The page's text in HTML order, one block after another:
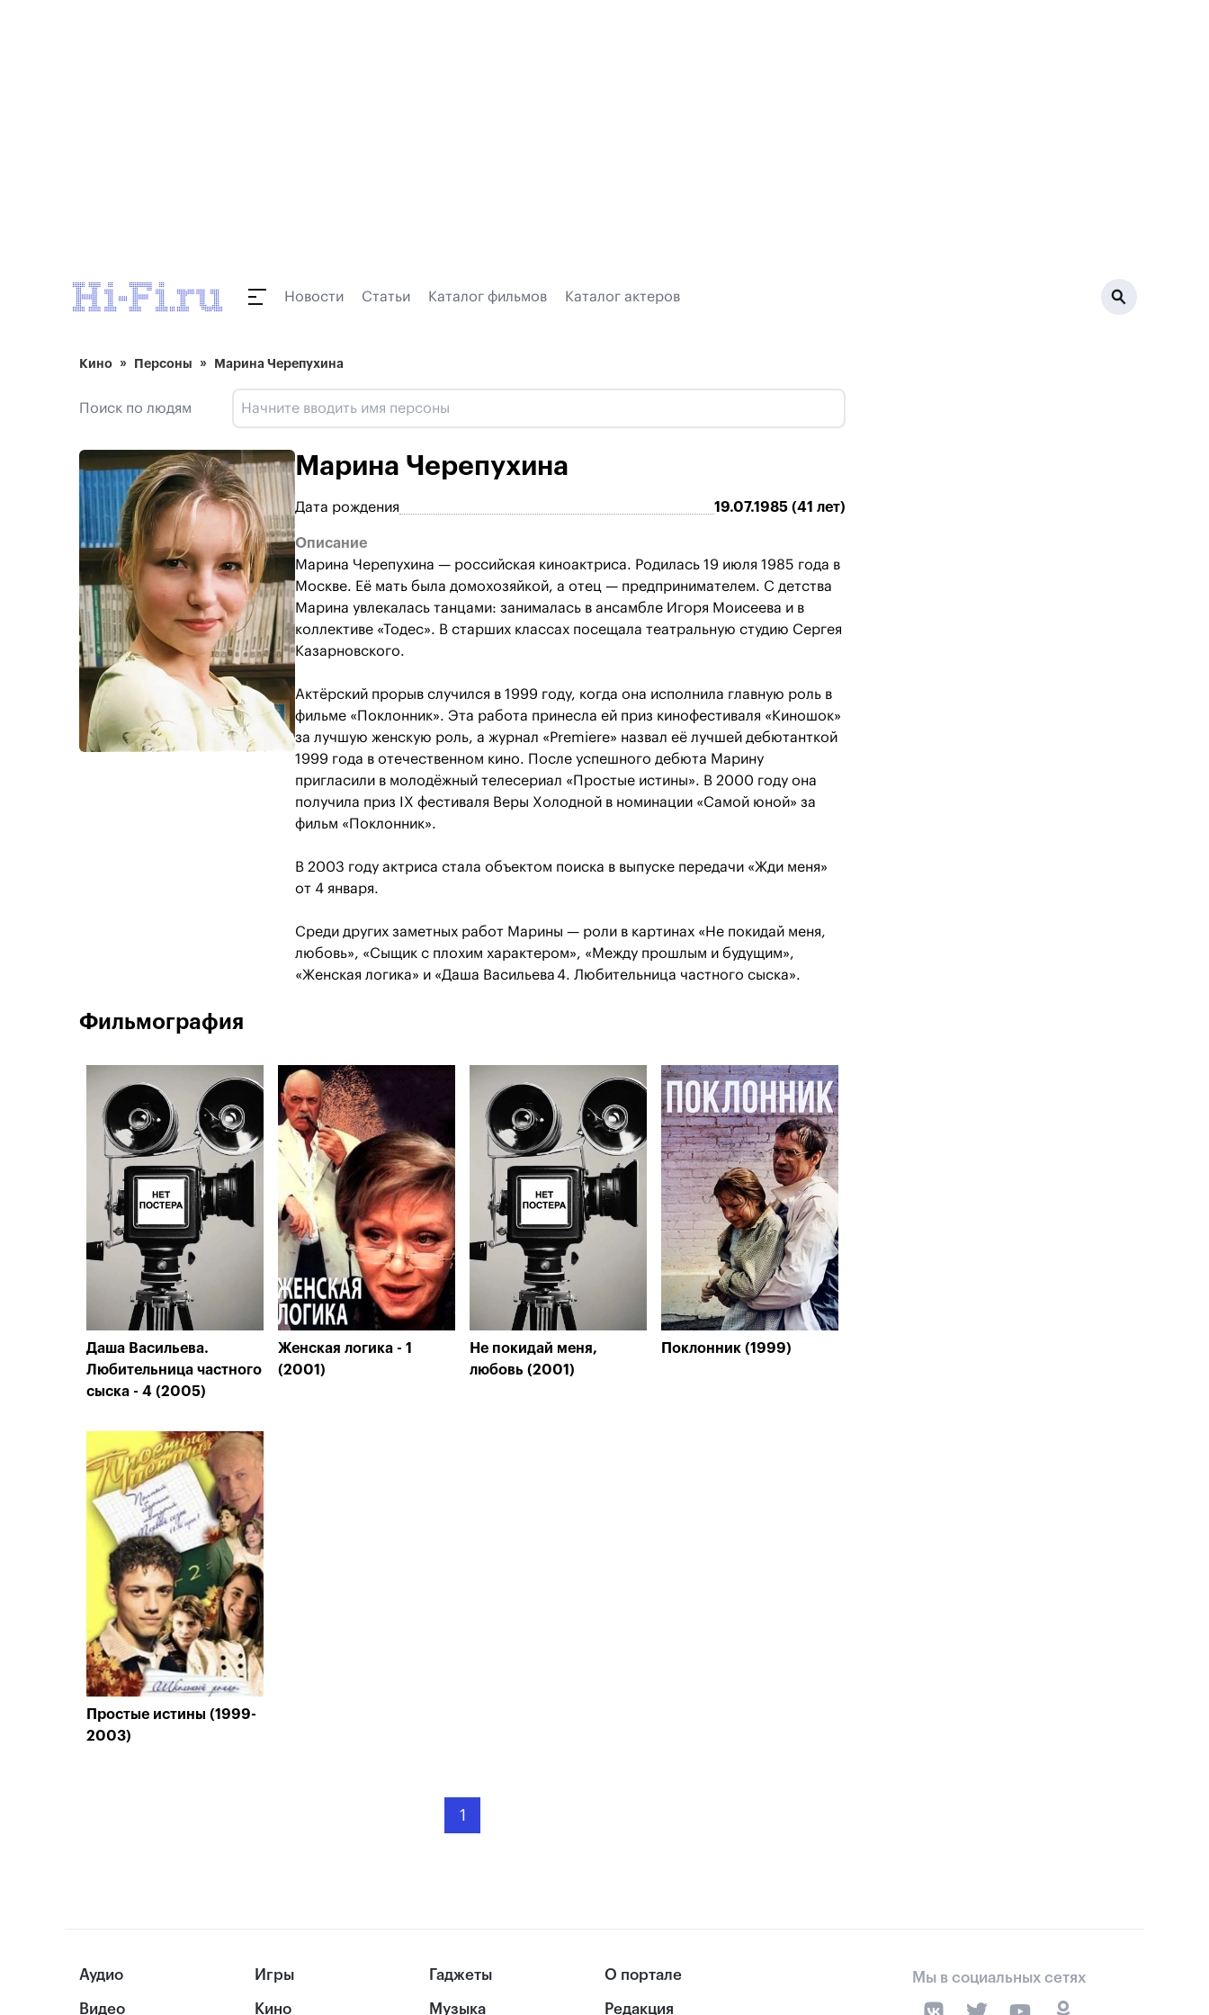
Новости Статьи Каталог фильмов Каталог актеров
Кино Персоны Марина Черепухина
Поиск по людям
Марина Черепухина
Дата рождения 19.07.1985 (41 лет)
Описание
Марина Черепухина — российская киноактриса. Родилась 19 июля 1985 года в
Москве. Её мать была домохозяйкой, а отец — предпринимателем. С детства
Марина увлекалась танцами: занималась в ансамбле Игоря Моисеева и в
коллективе «Тодес». В старших классах посещала театральную студию Сергея
Казарновского.
Актёрский прорыв случился в 1999 году, когда она исполнила главную роль в
фильме «Поклонник». Эта работа принесла ей приз кинофестиваля «Киношок»
за лучшую женскую роль, а журнал «Premiere» назвал её лучшей дебютанткой
1999 года в отечественном кино. После успешного дебюта Марину
пригласили в молодёжный телесериал «Простые истины». В 2000 году она
получила приз IX фестиваля Веры Холодной в номинации «Самой юной» за
фильм «Поклонник».
В 2003 году актриса стала объектом поиска в выпуске передачи «Жди меня»
от 4 января.
Среди других заметных работ Марины — роли в картинах «Не покидай меня,
любовь», «Сыщик с плохим характером», «Между прошлым и будущим»,
«Женская логика» и «Даша Васильева 4. Любительница частного сыска».
Фильмография
Даша Васильева.
Любительница частного
сыска - 4 (2005)
Женская логика - 1
(2001)
Не покидай меня,
любовь (2001)
Поклонник (1999)
Простые истины (1999-
2003)
1
Аудио
Видео
Игры
Кино
Гаджеты
Музыка
О портале
Редакция
Мы в социальных сетях